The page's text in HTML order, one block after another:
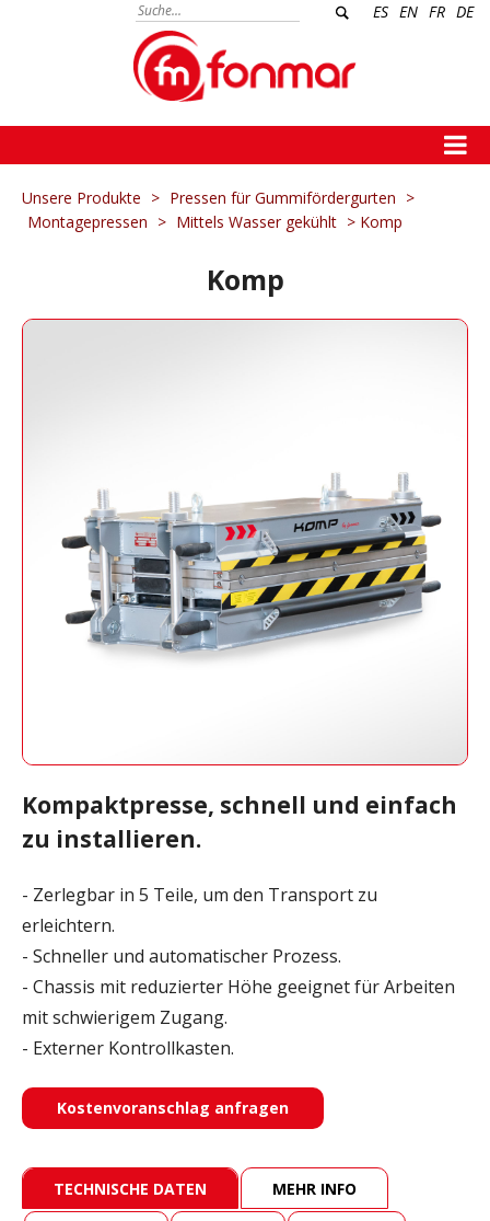
ES EN FR DE
Unsere Produkte > Pressen für Gummifördergurten >
Montagepressen > Mittels Wasser gekühlt > Komp
Komp
Kompaktpresse, schnell und einfach
zu installieren.
- Zerlegbar in 5 Teile, um den Transport zu
erleichtern.
- Schneller und automatischer Prozess.
- Chassis mit reduzierter Höhe geeignet für Arbeiten
mit schwierigem Zugang.
- Externer Kontrollkasten.
Kostenvoranschlag anfragen
TECHNISCHE DATEN MEHR INFO